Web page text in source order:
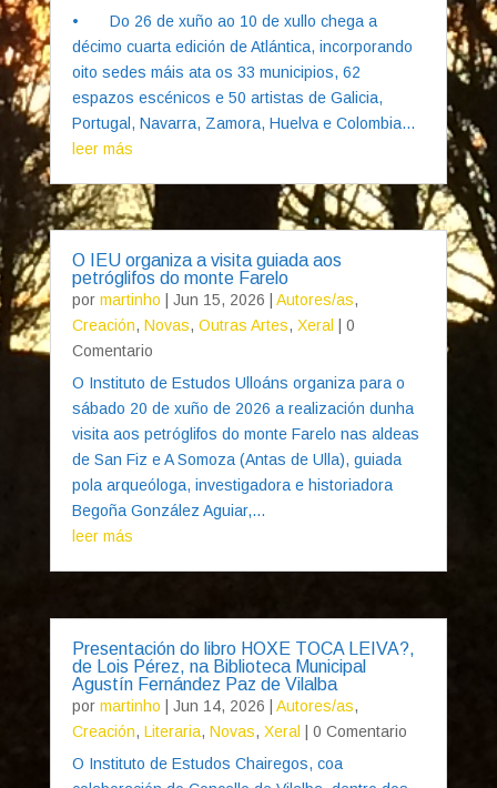
• Do 26 de xuño ao 10 de xullo chega a
décimo cuarta edición de Atlántica, incorporando
oito sedes máis ata os 33 municipios, 62
espazos escénicos e 50 artistas de Galicia,
Portugal, Navarra, Zamora, Huelva e Colombia...
leer más
O IEU organiza a visita guiada aos
petróglifos do monte Farelo
por martinho Jun 15, 2026 Autores/as,
Creación, Novas, Outras Artes, Xeral
| 0
Comentario
O Instituto de Estudos Ulloáns organiza para o
sábado 20 de xuño de 2026 a realización dunha
visita aos petróglifos do monte Farelo nas aldeas
de San Fiz e A Somoza (Antas de Ulla), guiada
pola arqueóloga, investigadora e historiadora
Begoña González Aguiar,...
leer más
Presentación do libro HOXE TOCA LEIVA?,
de Lois Pérez, na Biblioteca Municipal
Agustín Fernández Paz de Vilalba
por martinho Jun 14, 2026 Autores/as,
Creación, Literaria, Novas, Xeral
| 0 Comentario
O Instituto de Estudos Chairegos, coa